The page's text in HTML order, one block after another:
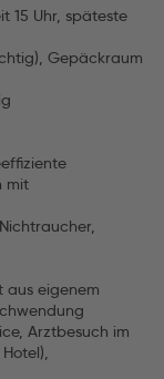
15 Uhr, späteste
Gepäckraum
mit
aus eigenem
Arztbesuch im